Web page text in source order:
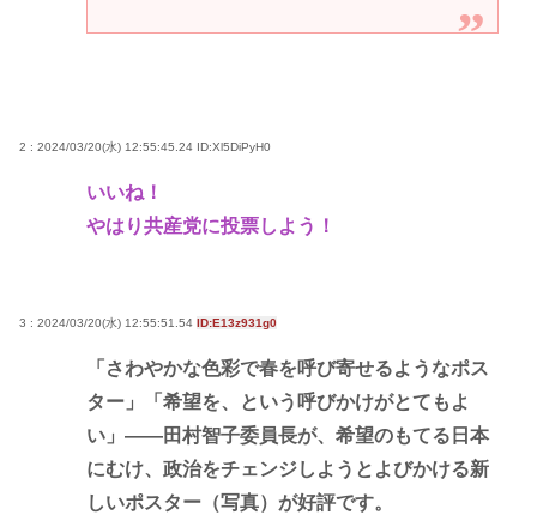
2 : 2024/03/20(水) 12:55:45.24 ID:Xl5DiPyH0
いいね！
やはり共産党に投票しよう！
3 : 2024/03/20(水) 12:55:51.54 ID:E13z931g0
「さわやかな色彩で春を呼び寄せるようなポス
ター」「希望を、という呼びかけがとてもよ
い」――田村智子委員長が、希望のもてる日本
にむけ、政治をチェンジしようとよびかける新
しいポスター（写真）が好評です。